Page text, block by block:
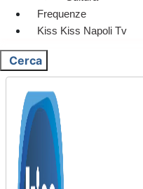
Frequenze
Kiss Kiss Napoli Tv
Cerca